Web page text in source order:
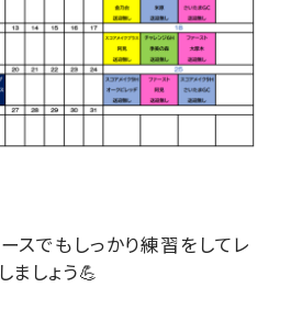
スでもしっかり練習をしてレ
ましょう💪